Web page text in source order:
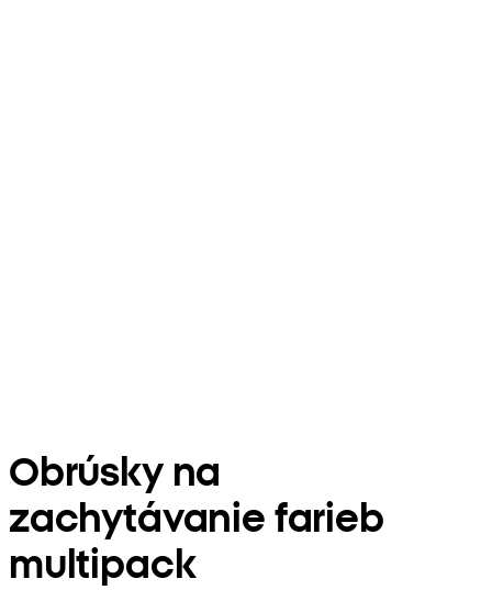
Obrúsky na
zachytávanie farieb
multipack